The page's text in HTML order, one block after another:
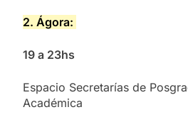
2. Ágora:
19 a 23hs
Espacio Secretarías de
Académica